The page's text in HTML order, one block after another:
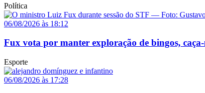
Política
06/08/2026 às 18:12
Fux vota por manter exploração de bingos,
Esporte
06/08/2026 às 17:28